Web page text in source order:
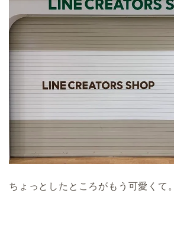
ちょっとしたところがもう可愛くて。